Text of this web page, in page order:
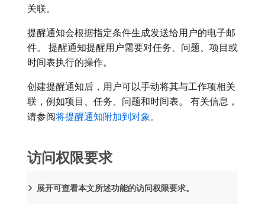
关联。
提醒通知会根据指定条件生成发送给用户的电子邮
件。 提醒通知提醒用户需要对任务、问题、项目或
时间表执行的操作。
创建提醒通知后，用户可以手动将其与工作项相关
联，例如项目、任务、问题和时间表。 有关信息，
请参阅将提醒通知附加到对象。
访问权限要求
展开可查看本文所述功能的访问权限要求。